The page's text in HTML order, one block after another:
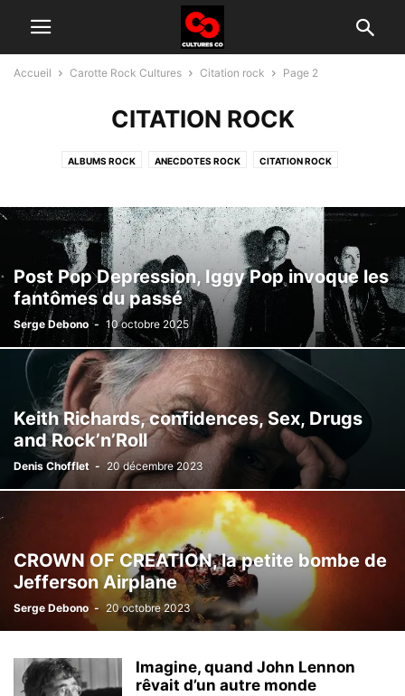
Accueil Carotte Rock Cultures Citation rock Page 2
CITATION ROCK
ALBUMS ROCK ANECDOTES ROCK CITATION ROCK
TÉLÉ ROCK
Post Pop Depression, Iggy Pop invoque les
fantômes du passé
Serge Debono - 10 octobre 2025
Keith Richards, confidences, Sex, Drugs
and Rock’n’Roll
Denis Chofflet - 20 décembre 2023
CROWN OF CREATION, la petite bombe de
Jefferson Airplane
Serge Debono - 20 octobre 2023
Imagine, quand John Lennon
rêvait d’un autre monde